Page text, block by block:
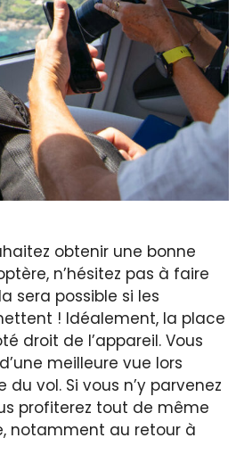
obtenir une bonne
n’hésitez pas à faire
sera possible si les
! Idéalement, la place
droit de l’appareil. Vous
meilleure vue lors
du vol. Si vous n’y parvenez
profiterez tout de même
notamment au retour à